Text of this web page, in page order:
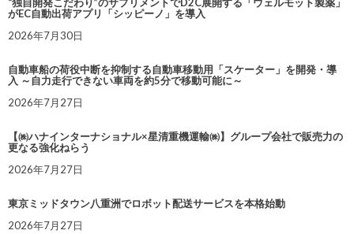
“独自開発こだわり”のサプリメントでD2C展開する「ウェルモット製薬」
がEC自動出荷アプリ「シッピーノ」を導入
2026年7月30日
自動車船の荷役中断を抑制する自動車移動用「スケーター」を開発・導
入 ～自力走行できない車両を約5分で移動可能に～
2026年7月27日
【㈱ハナインターナショナル×星清重機運輸㈱】グループ会社で販売力の
更なる強化ねらう
2026年7月27日
東京ミッドタウン八重洲でロボット配送サービスを本格始動
2026年7月27日